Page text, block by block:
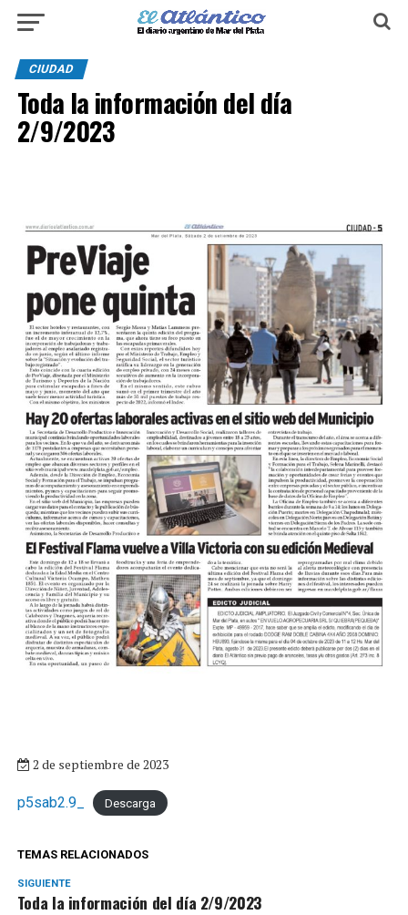
CIUDAD
Toda la información del día
2/9/2023
2 de septiembre de 2023
p5sab2.9_ Descarga
TEMAS RELACIONADOS
SIGUIENTE
Toda la información del día 2/9/2023